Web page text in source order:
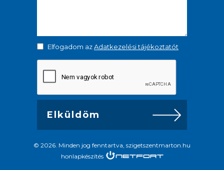
Elfogadom azAdatkezelési tájékoztatót
© 2026. Minden jog fenntartva, szigetszentmarton.hu
honlapkészítés